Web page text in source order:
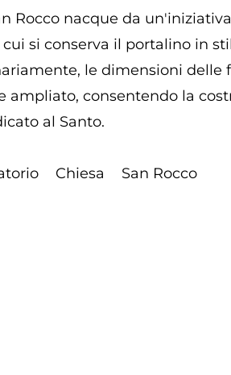
Rocco nacque da
si conserva il portalino in
le dimensioni
ampliato, consentendo la
al Santo.
Chiesa San Rocco